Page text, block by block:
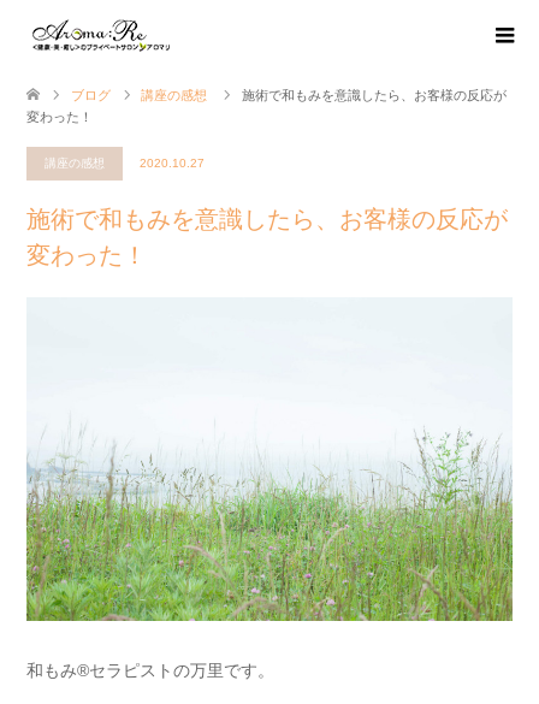
ブログ 講座の感想
施術で和もみを意識したら、お客様の反応が
変わった！
講座の感想 2020.10.27
施術で和もみを意識したら、お客様の反応が
変わった！
和もみ®セラピストの万里です。